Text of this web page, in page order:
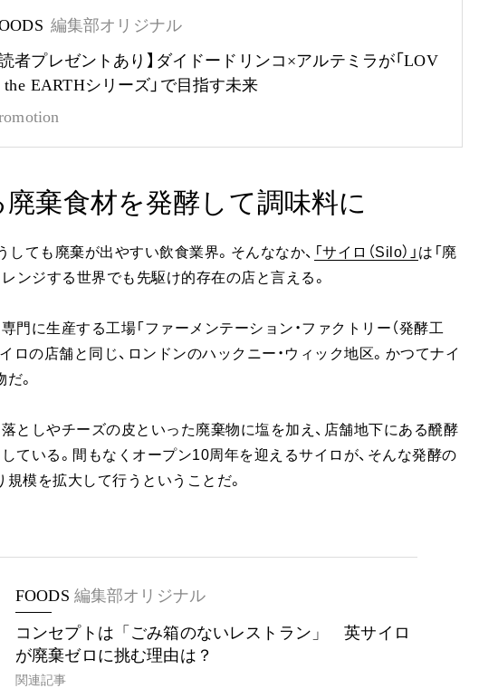
編集部オリジナル
読者プレゼントあり】ダイドードリンコ×アルテミラが「LOV
the EARTHシリーズ」で目指す未来
棄食材を発酵して調味料に
しても廃棄が出やすい飲食業界。そんななか、 「サイロ（Silo）」 は「廃
レンジする世界でも先駆け的存在の店と言える。
門に生産する工場「ファーメンテーション・ファクトリー（発酵工
イロの店舗と同じ、ロンドンのハックニー・ウィック地区。かつてナイ
。
としやチーズの皮といった廃棄物に塩を加え、店舗地下にある醗酵
ている。間もなくオープン10周年を迎えるサイロが、そんな発酵の
模を拡大して行うということだ。
FOODS 編集部オリジナル
コンセプトは「ごみ箱のないレストラン」 英サイロ
が廃棄ゼロに挑む理由は？
関連記事